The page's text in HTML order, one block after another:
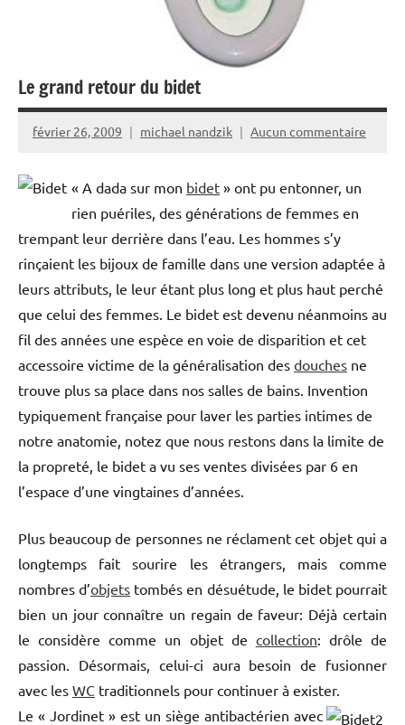
Le grand retour du bidet
février 26, 2009 michael nandzik Aucun commentaire
« A dada sur mon bidet » ont pu entonner, un
rien puériles, des générations de femmes en
trempant leur derrière dans l’eau. Les hommes s’y
rinçaient les bijoux de famille dans une version adaptée à
leurs attributs, le leur étant plus long et plus haut perché
que celui des femmes. Le bidet est devenu néanmoins au
fil des années une espèce en voie de disparition et cet
accessoire victime de la généralisation des douches ne
trouve plus sa place dans nos salles de bains. Invention
typiquement française pour laver les parties intimes de
notre anatomie, notez que nous restons dans la limite de
la propreté, le bidet a vu ses ventes divisées par 6 en
l’espace d’une vingtaines d’années.
Plus beaucoup de personnes ne réclament cet objet qui a
longtemps fait sourire les étrangers, mais comme
nombres d’objets tombés en désuétude, le bidet pourrait
bien un jour connaître un regain de faveur: Déjà certain
le considère comme un objet de collection: drôle de
passion. Désormais, celui-ci aura besoin de fusionner
avec les WC traditionnels pour continuer à exister.
Le « Jordinet » est un siège antibactérien avec